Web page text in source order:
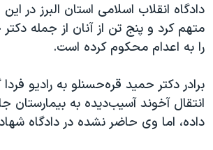
متهم کرد و پنج تن از آنان از جمله
را به اعدام محکوم کرده است.
برادر دکتر حمید قره‌حسنلو به رادیو
انتقال آخوند آسیب‌دیده به بیمارستان
داده، اما وی حاضر نشده در دادگاه